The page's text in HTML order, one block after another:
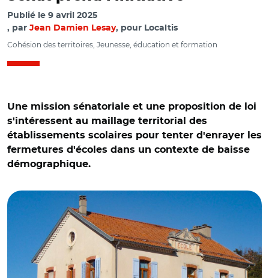
Publié le 9 avril 2025
par Jean Damien Lesay, pour Localtis
Cohésion des territoires, Jeunesse, éducation et formation
Une mission sénatoriale et une proposition de loi
s'intéressent au maillage territorial des
établissements scolaires pour tenter d'enrayer les
fermetures d'écoles dans un contexte de baisse
démographique.